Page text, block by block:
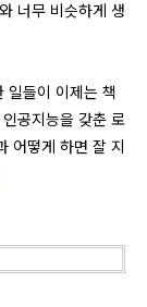
너무 비슷하게 생
일들이 이제는 책
공지능을 갖춘 로
어떻게 하면 잘 지